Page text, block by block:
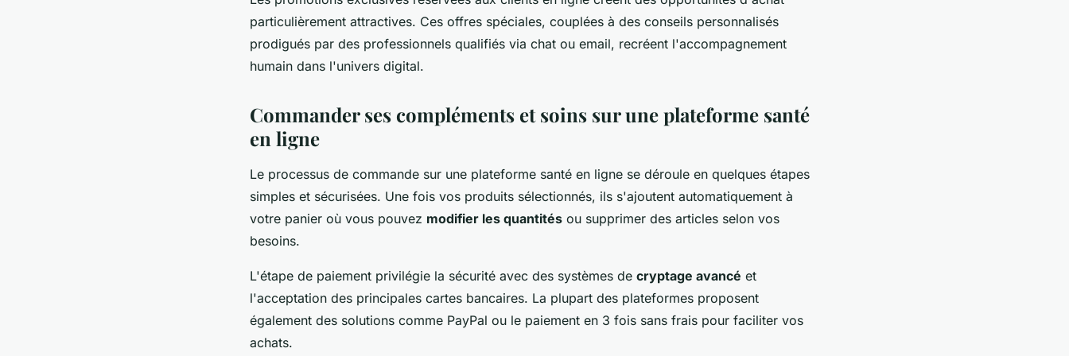
particulièrement attractives. Ces offres spéciales, couplées à des conseils personnalisés
prodigués par des professionnels qualifiés via chat ou email, recréent l'accompagnement
humain dans l'univers digital.
Commander ses compléments et soins sur une plateforme santé
en ligne
Le processus de commande sur une plateforme santé en ligne se déroule en quelques étapes
simples et sécurisées. Une fois vos produits sélectionnés, ils s'ajoutent automatiquement à
votre panier où vous pouvez modifier les quantités ou supprimer des articles selon vos
besoins.
L'étape de paiement privilégie la sécurité avec des systèmes de cryptage avancé et
l'acceptation des principales cartes bancaires. La plupart des plateformes proposent
également des solutions comme PayPal ou le paiement en 3 fois sans frais pour faciliter vos
achats.